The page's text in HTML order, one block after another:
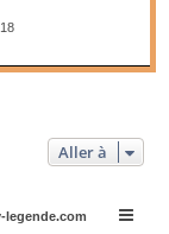
Aller à
legende.com